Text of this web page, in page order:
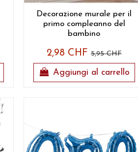
Decorazione murale per il
primo compleanno del
bambino
2,98 CHF5,95 CHF
Aggiungi al carrello